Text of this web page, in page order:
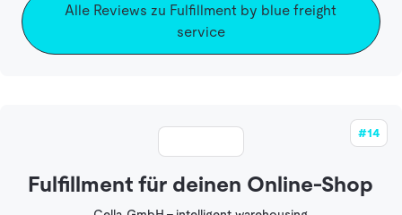
Alle Reviews zu Fulfillment by blue freight
service
#14
Fulfillment für deinen Online-Shop